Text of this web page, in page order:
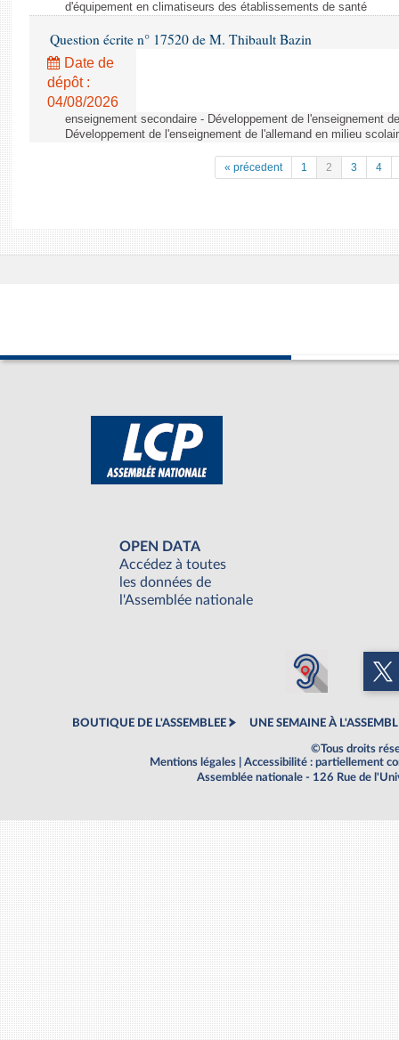
d'équipement en climatiseurs des établissements de santé
Question écrite n° 17520 de M. Thibault Bazin
Date de
dépôt :
04/08/2026
enseignement secondaire - Développement de l'enseignement
Développement de l'enseignement de l'allemand en milieu
« précedent 1 2 3 4
OPEN DATA
Accédez à toutes
les données de
l'Assemblée nationale
BOUTIQUE DE L'ASSEMBLEE UNE SEMAINE À
©Tous droits
Mentions légales
Accessibilité : partiellement
Assemblée nationale - 126 Rue de